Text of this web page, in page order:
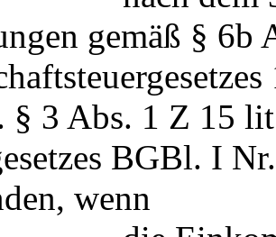
gemäß § 6b
Abs. 1 Z 15 lit.
BGBl. I
wenn